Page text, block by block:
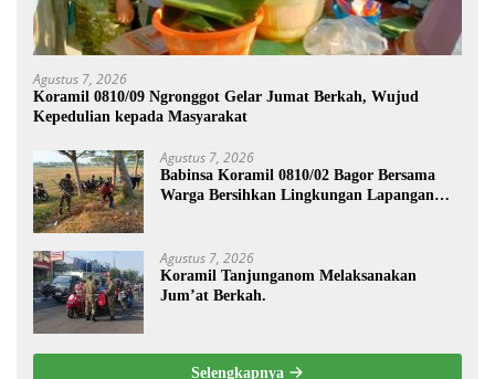
Agustus 7, 2026
Koramil 0810/09 Ngronggot Gelar Jumat Berkah, Wujud
Kepedulian kepada Masyarakat
Agustus 7, 2026
Babinsa Koramil 0810/02 Bagor Bersama
Warga Bersihkan Lingkungan Lapangan
Agustus 7, 2026
Koramil Tanjunganom Melaksanakan
Jum’at Berkah.
Selengkapnya